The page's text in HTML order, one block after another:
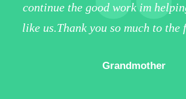
continue the good work im
like us.Thank you so much to
Grandmother